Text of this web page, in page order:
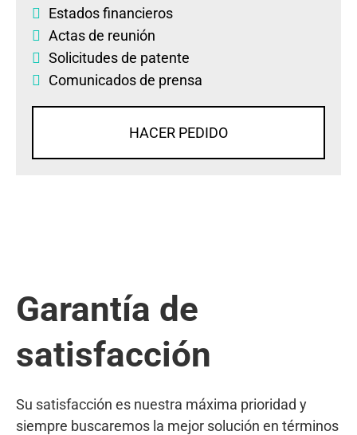
Estados financieros
Actas de reunión
Solicitudes de patente
Comunicados de prensa
HACER PEDIDO
Garantía de
satisfacción
Su satisfacción es nuestra máxima prioridad y
siempre buscaremos la mejor solución en términos